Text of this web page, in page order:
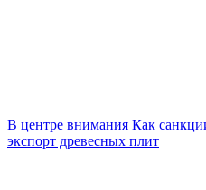
В центре внимания Как
экспорт древесных плит